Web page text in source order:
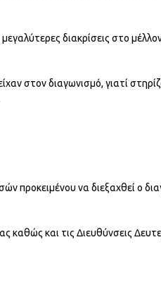
διακρίσεις στο
στον διαγωνισμό, γιατί
προκειμένου να διεξαχθεί ο
και τις Διευθύνσεις